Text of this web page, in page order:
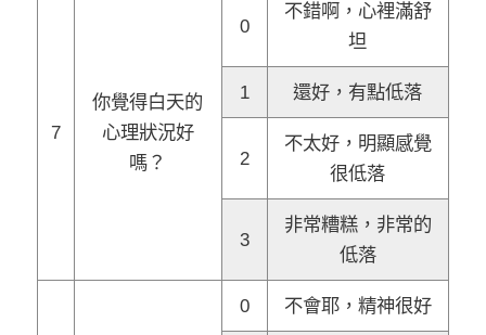
7
你覺得白天的
心理狀況好
嗎？
0
不錯啊，心裡滿舒
坦
1 還好，有點低落
2
不太好，明顯感覺
很低落
3
非常糟糕，非常的
低落
0 不會耶，精神很好